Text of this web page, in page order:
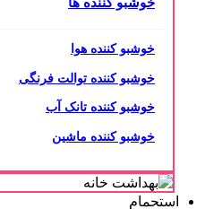
خوشبو کننده هوا
خوشبو کننده توالت فرنگی
خوشبو کننده تانک آب
خوشبو کننده ماشین
استحمام